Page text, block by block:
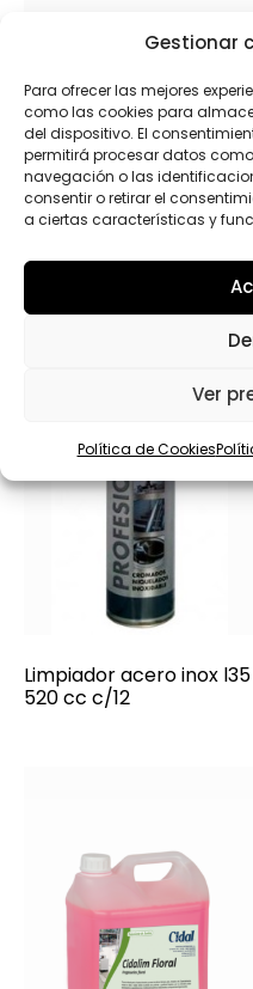
Gestionar
Para ofrecer las mejores
como las cookies para
del dispositivo. El
permitirá procesar datos
navegación o las
consentir o retirar el
a ciertas características y
Ver
Política de Cookies
Enviar
Productos
Limpiador acero inox l35
520 cc c/12